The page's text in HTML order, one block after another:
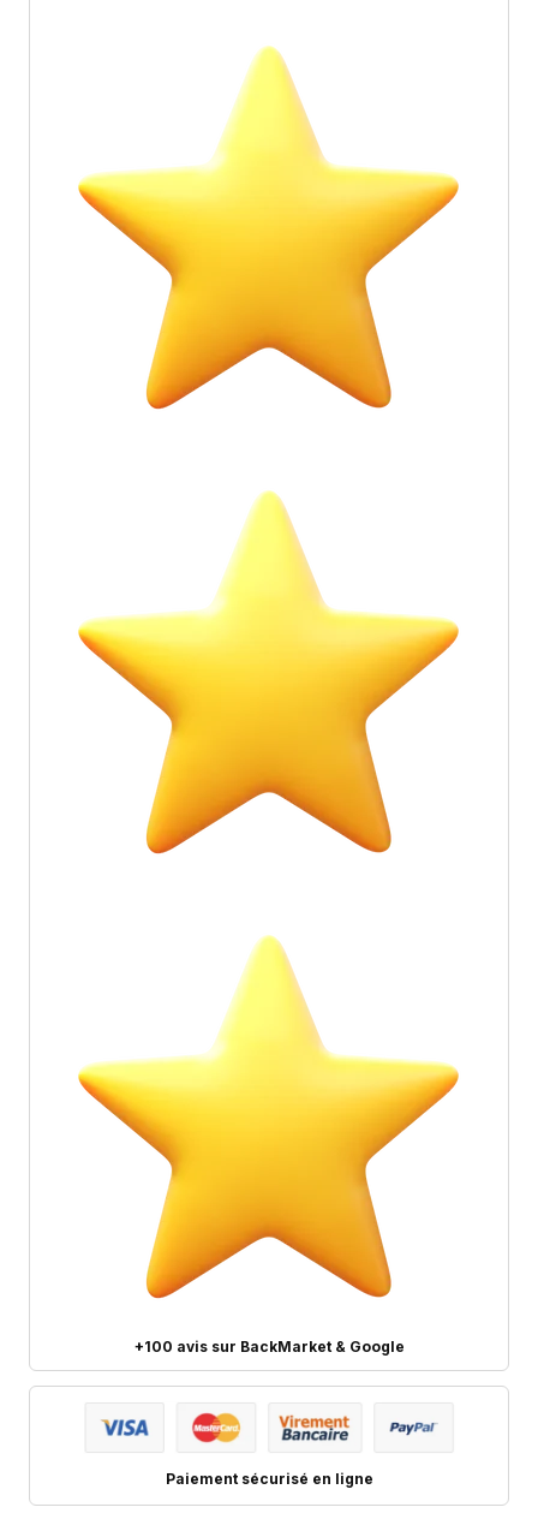
+100 avis sur BackMarket & Google
Paiement sécurisé en ligne